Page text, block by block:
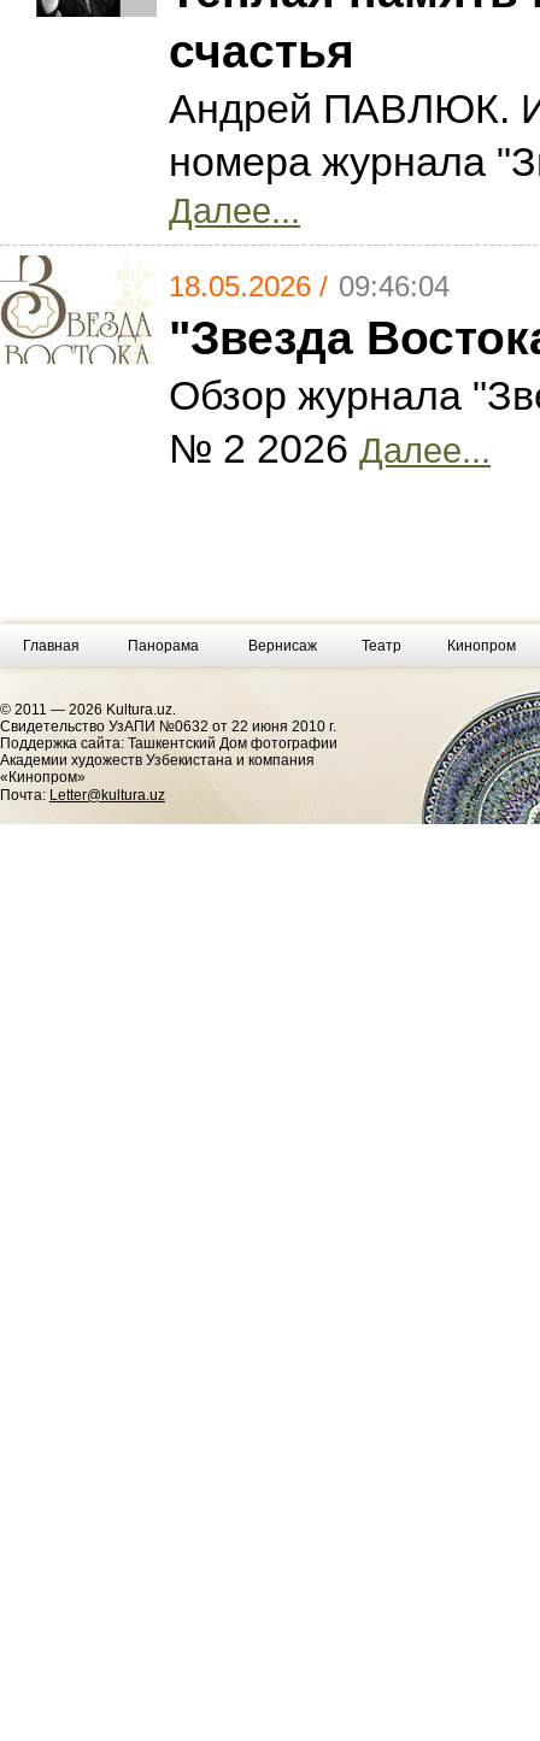
счастья
Андрей ПАВЛЮК.
номера журнала
Далее...
18.05.2026 / 09:46:04
"Звезда
Обзор журнала
№ 2 2026 Далее...
Главная Панорама Вернисаж Театр Кинопром
© 2011 — 2026 Kultura.uz.
Cвидетельство УзАПИ №0632 от 22 июня 2010 г.
Поддержка сайта: Ташкентский Дом фотографии
Академии художеств Узбекистана и компания
«Кинопром»
Почта: Letter@kultura.uz